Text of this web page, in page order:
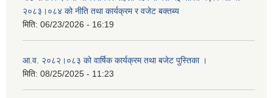
२०८३।०८४ को नीति तथा कार्यक्रम र वजेट बक्तब्य
मिति: 06/23/2026 - 16:19
आ.व. २०८२।०८३ को वार्षिक कार्यक्रम तथा बजेट पुस्तिका ।
मिति: 08/25/2025 - 11:23